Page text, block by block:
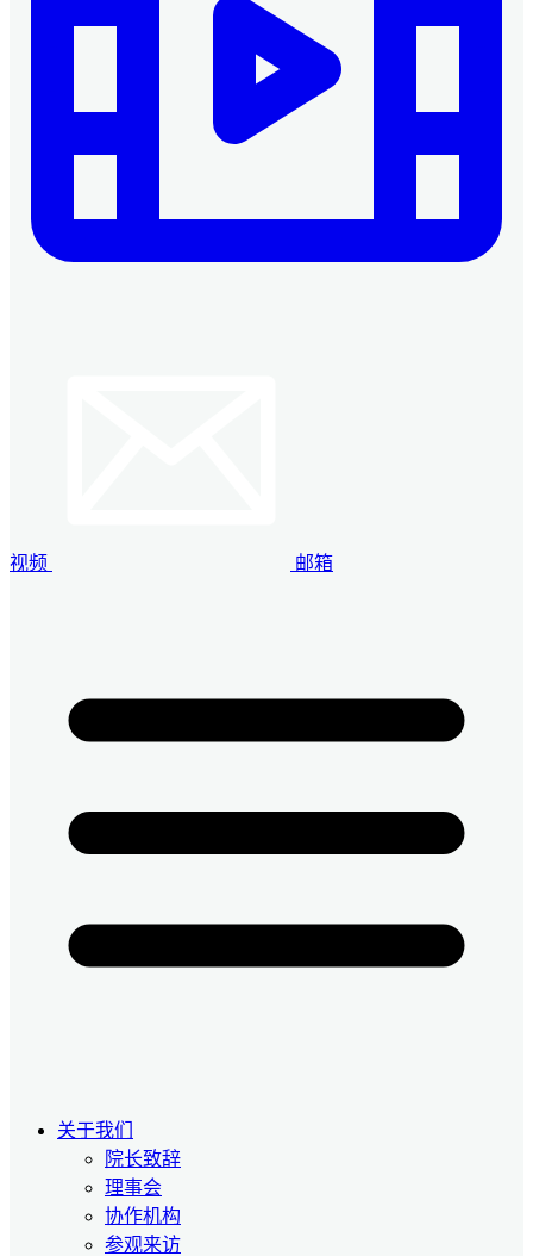
视频 邮箱
关于我们
院长致辞
理事会
协作机构
参观来访